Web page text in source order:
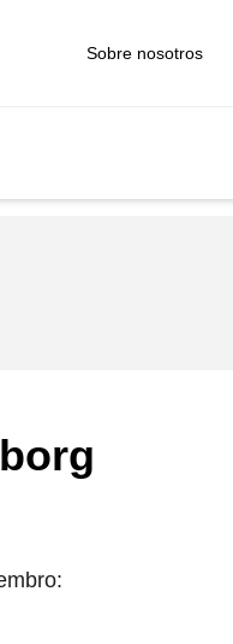
Sobre nosotros